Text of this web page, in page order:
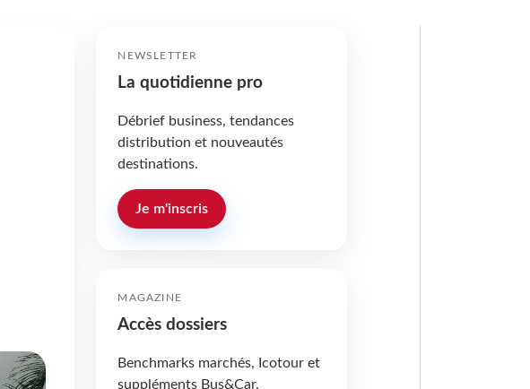
NEWSLETTER
La quotidienne pro
Débrief business, tendances
distribution et nouveautés
destinations.
Je m'inscris
MAGAZINE
Accès dossiers
Benchmarks marchés, Icotour et
suppléments Bus&Car.